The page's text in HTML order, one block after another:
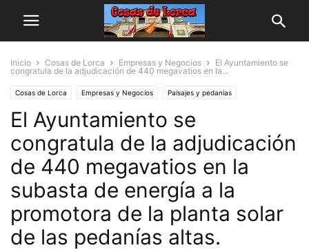
Inicio Cosas de Lorca Empresas y Negocios
El Ayuntamiento se
congratula de la adjudicación de 440 megavatios en la...
Cosas de Lorca Empresas y Negocios Paisajes y pedanias
El Ayuntamiento se
congratula de la adjudicación
de 440 megavatios en la
subasta de energía a la
promotora de la planta solar
de las pedanías altas.